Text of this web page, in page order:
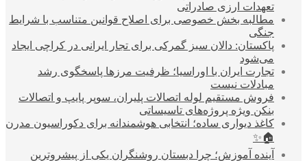
تعهدات ارزی صادراتی
مطالبه بخش خصوصی برای اصلاح قوانین متناسب با شرایط
جنگی
پاکستان: دالان سبز گمرکی برای تجار ایرانی در کراچی ایجاد
می‌شود
تجارت ایران با اوراسیا؛ ظرفیت مرزها پاسخگوی رشد
مبادلات نیست
فروش مستقیم لوله اتصالات پلیران، سوپر پایپ و اتصالات
بنکن ویژه پروژه‌های تاسیساتی
کاغذ دیواری ساده؛ انتخابی هوشمندانه برای دکوراسیون مدرن
🏠✨
آینده آموزش؛ چرا دبستان روشنگران یکی از پیشروترین